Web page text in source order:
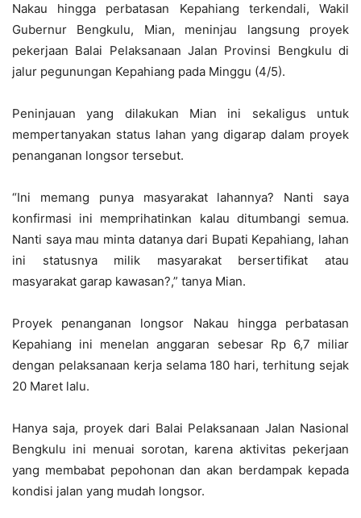
Nakau hingga perbatasan Kepahiang terkendali, Wakil
Gubernur Bengkulu, Mian, meninjau langsung proyek
pekerjaan Balai Pelaksanaan Jalan Provinsi Bengkulu di
jalur pegunungan Kepahiang pada Minggu (4/5).
Peninjauan yang dilakukan Mian ini sekaligus untuk
mempertanyakan status lahan yang digarap dalam proyek
penanganan longsor tersebut.
“Ini memang punya masyarakat lahannya? Nanti saya
konfirmasi ini memprihatinkan kalau ditumbangi semua.
Nanti saya mau minta datanya dari Bupati Kepahiang, lahan
ini statusnya milik masyarakat bersertifikat atau
masyarakat garap kawasan?,” tanya Mian.
Proyek penanganan longsor Nakau hingga perbatasan
Kepahiang ini menelan anggaran sebesar Rp 6,7 miliar
dengan pelaksanaan kerja selama 180 hari, terhitung sejak
20 Maret lalu.
Hanya saja, proyek dari Balai Pelaksanaan Jalan Nasional
Bengkulu ini menuai sorotan, karena aktivitas pekerjaan
yang membabat pepohonan dan akan berdampak kepada
kondisi jalan yang mudah longsor.